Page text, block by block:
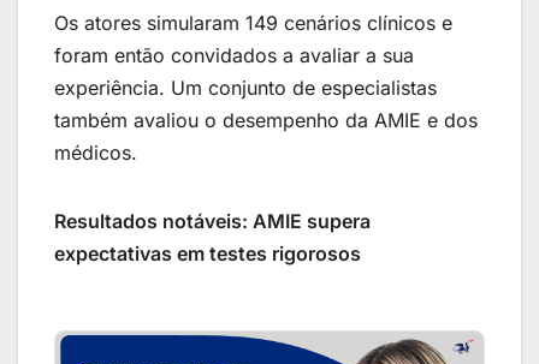
Os atores simularam 149 cenários clínicos e
foram então convidados a avaliar a sua
experiência. Um conjunto de especialistas
também avaliou o desempenho da AMIE e dos
médicos.
Resultados notáveis: AMIE supera
expectativas em testes rigorosos